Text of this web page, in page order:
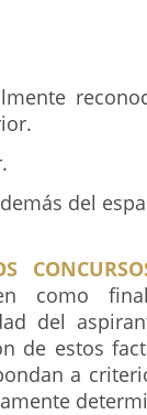
del
como
del
de estos
a